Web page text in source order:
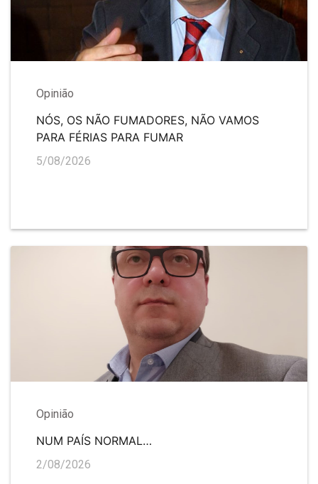
Opinião
NÓS, OS NÃO FUMADORES, NÃO VAMOS
PARA FÉRIAS PARA FUMAR
5/08/2026
Opinião
NUM PAÍS NORMAL…
2/08/2026